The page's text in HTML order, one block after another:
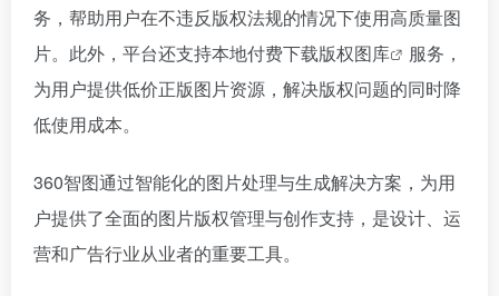
务，帮助用户在不违反版权法规的情况下使用高质量图
片。此外，平台还支持本地付费下载版权图库
服务，
为用户提供低价正版图片资源，解决版权问题的同时降
低使用成本。
360智图通过智能化的图片处理与生成解决方案，为用
户提供了全面的图片版权管理与创作支持，是设计、运
营和广告行业从业者的重要工具。